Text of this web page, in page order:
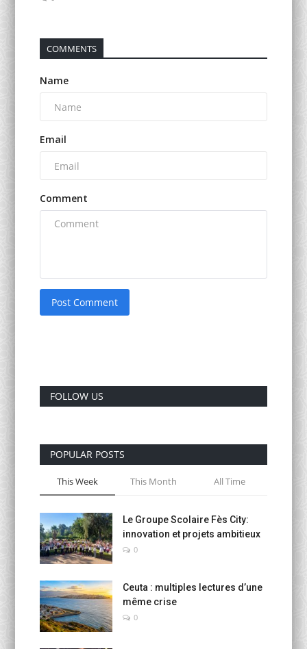
COMMENTS
Name
Email
Comment
Post Comment
FOLLOW US
POPULAR POSTS
This Week This Month All Time
Le Groupe Scolaire Fès City:
innovation et projets ambitieux
0
Ceuta : multiples lectures d’une
même crise
0